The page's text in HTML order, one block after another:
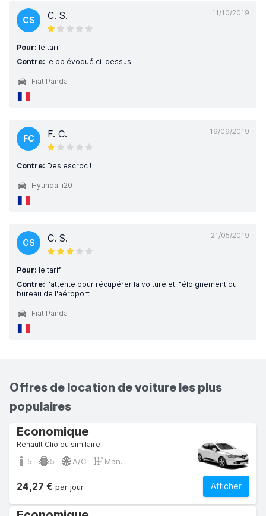
11/10/2019
CS C. S.
Pour: le tarif
Contre: le pb évoqué ci-dessus
Fiat Panda
19/09/2019
FC F. C.
Contre: Des escroc !
Hyundai i20
21/05/2019
CS C. S.
Pour: le tarif
Contre: l'attente pour récupérer la voiture et l"éloignement du
bureau de l'aéroport
Fiat Panda
Offres de location de voiture les plus
populaires
Economique
Renault Clio ou similaire
5 5 A/C Man.
Afficher
24,27 € par jour